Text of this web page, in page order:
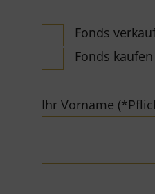
Fonds
Fonds kaufen
Ihr Vorname